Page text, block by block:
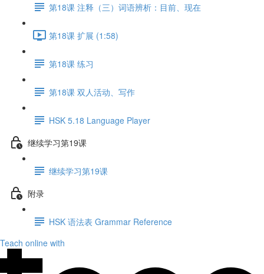
第18课 注释（三）词语辨析：目前、现在
第18课 扩展 (1:58)
第18课 练习
第18课 双人活动、写作
HSK 5.18 Language Player
继续学习第19课
继续学习第19课
附录
HSK 语法表 Grammar Reference
Teach online with